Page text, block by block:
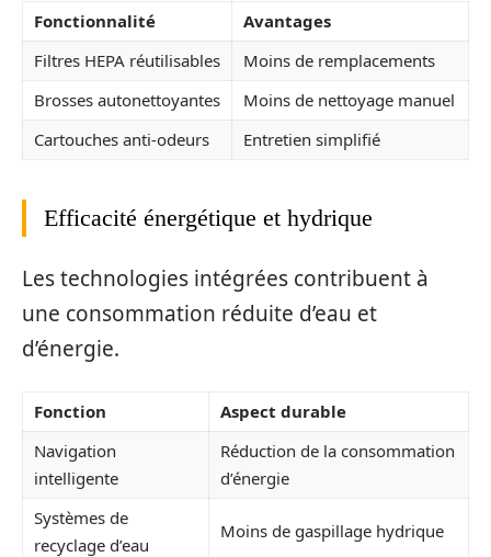
Fonctionnalité
Avantages
Filtres HEPA réutilisables
Moins de remplacements
Brosses autonettoyantes
Moins de nettoyage manuel
Cartouches anti-odeurs
Entretien simplifié
Efficacité énergétique et hydrique
Les technologies intégrées contribuent à
une consommation réduite d’eau et
d’énergie.
Fonction
Aspect durable
Navigation
intelligente
Réduction de la consommation
d’énergie
Systèmes de
recyclage d’eau
Moins de gaspillage hydrique